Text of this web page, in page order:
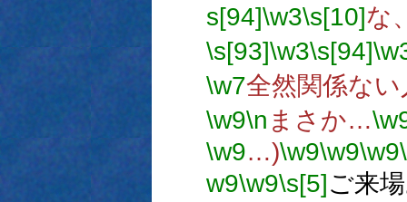
s[94]\w3\s[10]な
\s[93]\w3\s[94]
\w7全然関係な
\w9\n まさか…
\w9…)\w9\w9\w9
w9\w9\s[5]ご来